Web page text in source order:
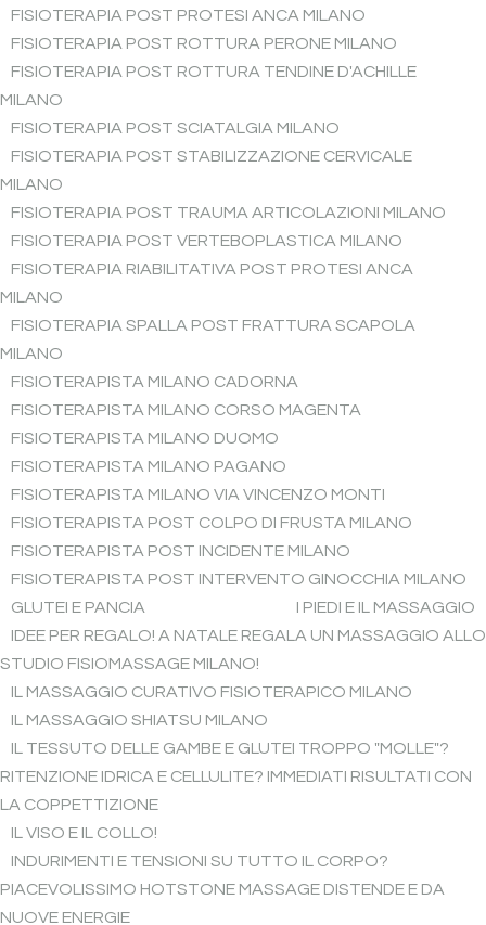
FISIOTERAPIA POST PROTESI ANCA MILANO
FISIOTERAPIA POST ROTTURA PERONE MILANO
FISIOTERAPIA POST ROTTURA TENDINE D'ACHILLE
MILANO
FISIOTERAPIA POST SCIATALGIA MILANO
FISIOTERAPIA POST STABILIZZAZIONE CERVICALE
MILANO
FISIOTERAPIA POST TRAUMA ARTICOLAZIONI MILANO
FISIOTERAPIA POST VERTEBOPLASTICA MILANO
FISIOTERAPIA RIABILITATIVA POST PROTESI ANCA
MILANO
FISIOTERAPIA SPALLA POST FRATTURA SCAPOLA
MILANO
FISIOTERAPISTA MILANO CADORNA
FISIOTERAPISTA MILANO CORSO MAGENTA
FISIOTERAPISTA MILANO DUOMO
FISIOTERAPISTA MILANO PAGANO
FISIOTERAPISTA MILANO VIA VINCENZO MONTI
FISIOTERAPISTA POST COLPO DI FRUSTA MILANO
FISIOTERAPISTA POST INCIDENTE MILANO
FISIOTERAPISTA POST INTERVENTO GINOCCHIA MILANO
GLUTEI E PANCIA
I PIEDI E IL MASSAGGIO
IDEE PER REGALO! A NATALE REGALA UN MASSAGGIO ALLO
STUDIO FISIOMASSAGE MILANO!
IL MASSAGGIO CURATIVO FISIOTERAPICO MILANO
IL MASSAGGIO SHIATSU MILANO
IL TESSUTO DELLE GAMBE E GLUTEI TROPPO "MOLLE"?
RITENZIONE IDRICA E CELLULITE? IMMEDIATI RISULTATI CON
LA COPPETTIZIONE
IL VISO E IL COLLO!
INDURIMENTI E TENSIONI SU TUTTO IL CORPO?
PIACEVOLISSIMO HOTSTONE MASSAGE DISTENDE E DA
NUOVE ENERGIE